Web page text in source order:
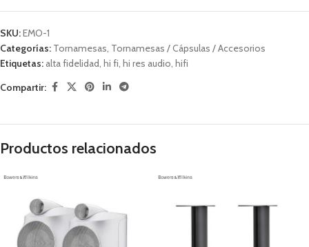
SKU:EMO-1
Categorías: Tornamesas, Tornamesas / Cápsulas / Accesorios
Etiquetas: alta fidelidad, hi fi, hi res audio, hifi
Compartir:
Productos relacionados